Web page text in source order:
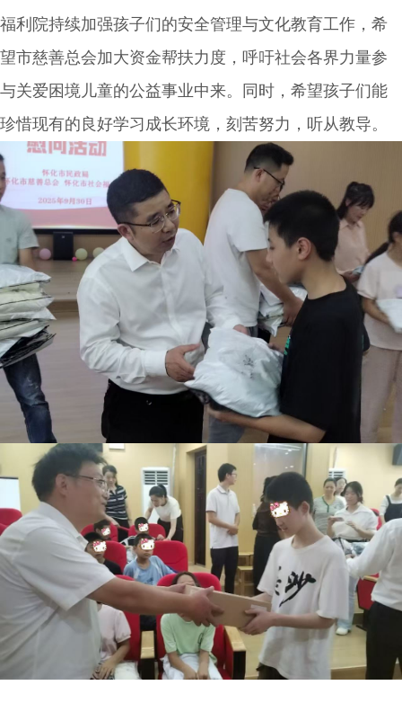
福利院持续加强孩子们的安全管理与文化教育工作，希
望市慈善总会加大资金帮扶力度，呼吁社会各界力量参
与关爱困境儿童的公益事业中来。同时，希望孩子们能
珍惜现有的良好学习成长环境，刻苦努力，听从教导。